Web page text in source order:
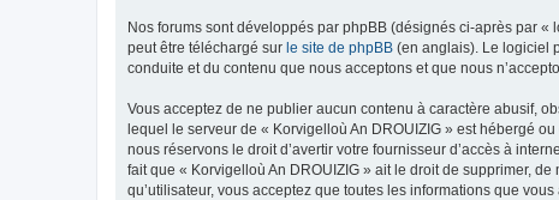
Nos forums sont développés par phpBB (désignés ci-après par
peut être téléchargé sur le site de phpBB (en anglais). Le logiciel
conduite et du contenu que nous acceptons et que nous
Vous acceptez de ne publier aucun contenu à caractère abusif,
lequel le serveur de « Korvigelloù An DROUIZIG » est hébergé
nous réservons le droit d’avertir votre fournisseur d’accès à
fait que « Korvigelloù An DROUIZIG » ait le droit de supprimer,
qu’utilisateur, vous acceptez que toutes les informations que